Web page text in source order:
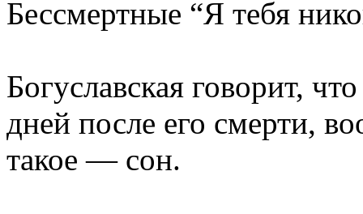
Бессмертные “Я тебя
Богуславская говорит,
дней после его смерти,
такое — сон.